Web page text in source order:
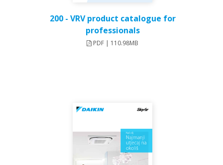
200 - VRV product catalogue for
professionals
PDF | 110.98MB